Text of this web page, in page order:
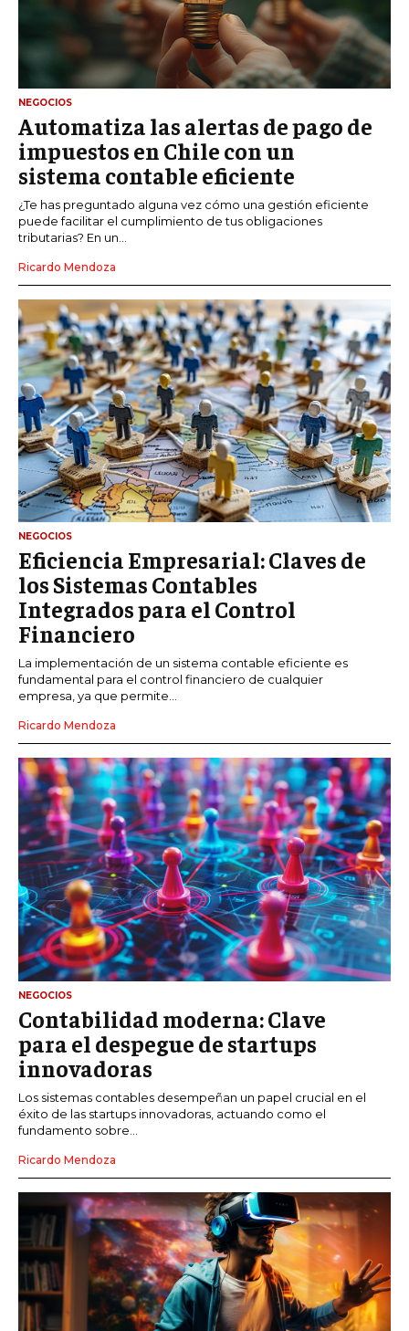
NEGOCIOS
Automatiza las alertas de pago de
impuestos en Chile con un
sistema contable eficiente
¿Te has preguntado alguna vez cómo una gestión eficiente
puede facilitar el cumplimiento de tus obligaciones
tributarias? En un...
Ricardo Mendoza
NEGOCIOS
Eficiencia Empresarial: Claves de
los Sistemas Contables
Integrados para el Control
Financiero
La implementación de un sistema contable eficiente es
fundamental para el control financiero de cualquier
empresa, ya que permite...
Ricardo Mendoza
NEGOCIOS
Contabilidad moderna: Clave
para el despegue de startups
innovadoras
Los sistemas contables desempeñan un papel crucial en el
éxito de las startups innovadoras, actuando como el
fundamento sobre...
Ricardo Mendoza